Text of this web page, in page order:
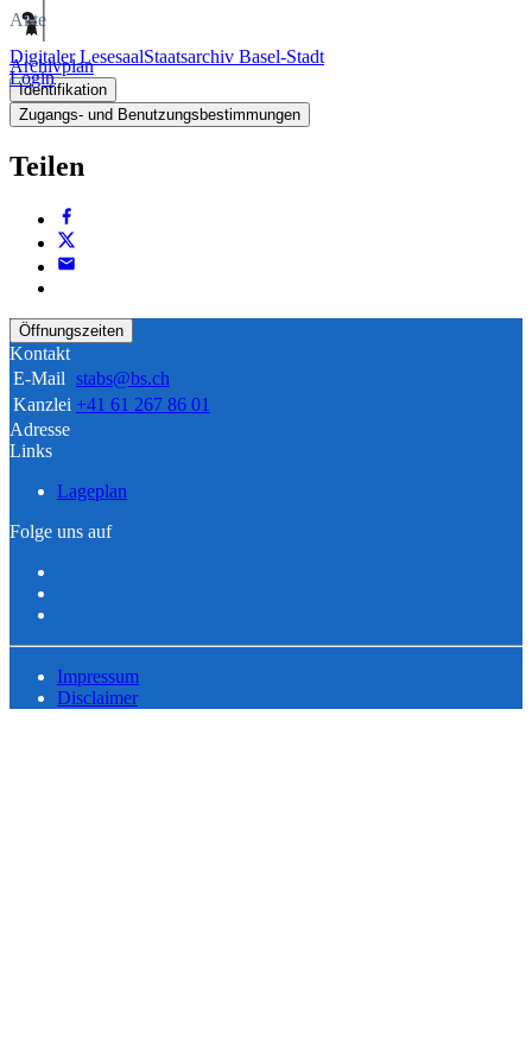
Digitaler LesesaalStaatsarchiv Basel-Stadt
Login
Akte
Archivplan
Identifikation
Zugangs- und Benutzungsbestimmungen
Teilen
Öffnungszeiten
Kontakt
E-Mail stabs@bs.ch
Kanzlei +41 61 267 86 01
Adresse
Links
Lageplan
Folge uns auf
Impressum
Disclaimer